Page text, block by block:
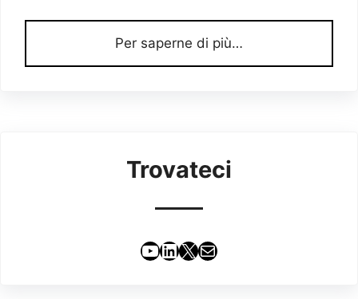
Per saperne di più…
Trovateci
YouTube
LinkedIn
X Email